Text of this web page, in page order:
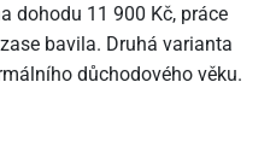
dohodu 11 900 Kč, práce
bavila. Druhá varianta
důchodového věku.